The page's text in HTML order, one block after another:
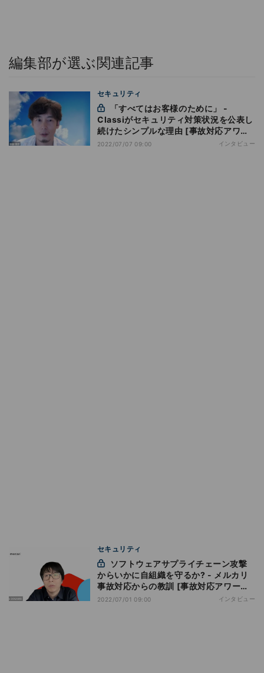
編集部が選ぶ関連記事
セキュリティ
Classiがセキュリティ対策状況を公表し
続けたシンプルな理由 [事故対応アワー
ド受賞]
2022/07/07 09:00 インタビュー
セキュリティ
からいかに自組織を守るか? - メルカリ
事故対応からの教訓 [事故対応アワード
受賞]
2022/07/01 09:00 インタビュー